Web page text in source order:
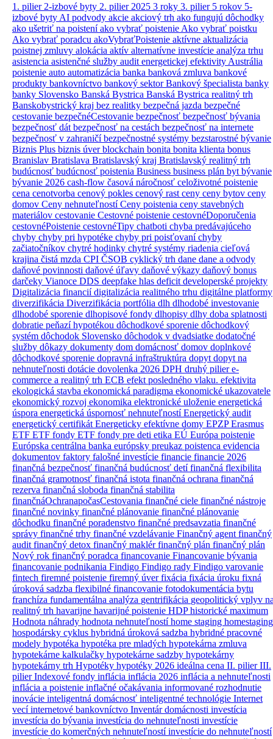
1. pilier 2-izbové byty 2. pilier 2025 3 roky 3. pilier 5 rokov 5-
izbové byty AI podvody akcie akciový trh ako fungujú dôchodky
ako ušetriť na poisteníako vybrať poistenie Ako vybrať poistku
Ako vybrať poradcu akoVybraťPoistenie aktívne aktualizácia
poistnej zmluvy alokácia aktív alternatívne investície analýza trhu
asistencia asistenčné služby audit energetickej efektivity Austrália
poistenie auto automatizácia banka banková zmluva bankové
produkty bankovníctvo bankový sektorBankový špecialista banky
banky Slovensko Banská Bystrica Banská Bystrica realitný trh
Banskobystrický kraj bez realitky bezpečná jazda bezpečné
cestovanie bezpečnéCestovanie bezpečnosť bezpečnosť bývania
bezpečnosť dát bezpečnosť na cestách bezpečnosť na internete
bezpečnosť v zahraničíbezpečnostné systémy bezstarostné bývanie
Biznis Plus biznis úverblockchain bonita bonita klienta bonus
Branislav Bratislava Bratislavský kraj Bratislavský realitný trh
budúcnosť budúcnosť poistenia Business business plán byt bývanie
bývanie 2026 cash-flow časová náročnosť celoživotné poistenie
cena cenotvorba cenový pokles cenový rast ceny ceny bytov ceny
domov Ceny nehnuteľnostíCeny poistenia ceny stavebných
materiálov cestovanie Cestovné poistenie cestovnéDoporučenia
cestovnéPoistenie cestovnéTipy chatboti chyba predávajúceho
chyby chyby pri hypotéke chyby pri poisťovaníchyby
začiatočníkov chytré hodinky chytré systémy riadenia cieľová
krajina čistá mzda CPI ČSOB cyklický trh dane dane a odvody
daňové povinnosti daňové úľavy daňové výkazy daňový bonus
darčeky Vianoce DDS deepfake hlas deficit developerské projekty
Digitalizácia financiídigitalizácia realitného trhu digitálne platformy
diverzifikácia Diverzifikácia portfólia dlh dlhodobé investovanie
dlhodobé sporenie dlhopisové fondy dlhopisy dlhy doba splatnosti
dobratie peňazí hypotékou dôchodkové sporenie dôchodkový
systém dôchodok Slovensko dôchodok v dvadsiatke dodatočné
služby dôkazy dokumenty dom domácnosť domov doplnkové
dôchodkové sporenie dopravná infraštruktúra dopyt dopyt na
nehnuteľnosti dotácie dovolenka 2026 DPH druhý piliere-
commerce a realitný trh ECB efekt posledného vlaku. efektivita
ekologická stavba ekonomická paradigma ekonomické ukazovatele
ekonomický rozvoj ekonomika elektronické uloženie energetická
úspora energetická úspornosť nehnuteľnostíEnergetický audit
energetický certifikát Energeticky efektívne domy EPZPErasmus
ETF ETF fondy ETF fondy pre deti etika EÚ Európa poistenie
Európska centrálna banka európsky preukaz poistenca evidencia
dokumentov faktory falošné investície financie financie 2026
finančná bezpečnosť finančná budúcnosť detífinančná flexibilita
finančná gramotnosť finančná istota finančná ochrana finančná
rezerva finančná sloboda finančná stabilita
finančnáOchranapočasCestovania finančné ciele finančné nástroje
finančné novinky finančné plánovanie finančné plánovanie
dôchodku finančné poradenstvo finančné predsavzatia finančné
správy finančné trhy finančné vzdelávanie Finančný agent finančný
audit finančný detox finančný maklérfinančný plán finančný plán
Nový rok finančný poradca financovanie Financovanie bývania
financovanie podnikania Findigo Findigo rady Findigo varovanie
fintech firemné poistenie firemný úverfixácia fixácia úroku fixná
úroková sadzba flexibilné financovanie fotodokumentácia bytu
franchíza fundamentálna analýza gentrifikácia geopolitický vplyv
realitný trh havarijne havarijné poistenie HDPhistorické maximum
Hodnota náhrady hodnota nehnuteľnostíhome staging homestaging
hospodársky cyklus hybridná úroková sadzba hybridné pracovné
modely hypotéka hypotéka pre mladých hypotekárna zmluva
hypotekárne kalkulačky hypotekárne sadzby hypotekárny
hypotekárny trh Hypotéky hypotéky 2026 ideálna cena II. pilierIII.
pilierIndexové fondy inflácia inflácia 2026 inflácia a nehnuteľnosti
inflácia a poistenie inflačné očakávania informované rozhodnutie
inovácie inteligentná domácnosť inteligentné technológie Internet
vecíinternetové bankovníctvo Inventár domácnosti investícia
investícia do bývania investícia do nehnuteľnosti investície
investície do komerčných nehnuteľnostíinvestície do nehnuteľností